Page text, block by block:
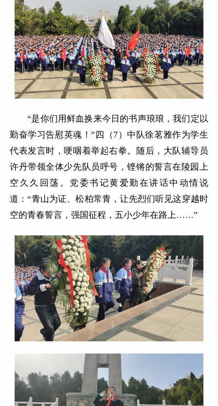
“是你们用鲜血换来今日的书声琅琅，我们定以
勤奋学习告慰英魂！”四（7）中队徐茗雅作为学生
代表发言时，哽咽着举起右拳。随后，大队辅导员
许丹带领全体少先队员呼号，铿锵的誓言在陵园上
空久久回荡。党委书记黄爱勤在讲话中动情说
道：“青山为证、松柏常青，让先烈们听见这穿越时
空的青春誓言，强国征程，五小少年在路上……”